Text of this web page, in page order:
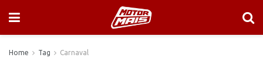
Home Tag Carnaval